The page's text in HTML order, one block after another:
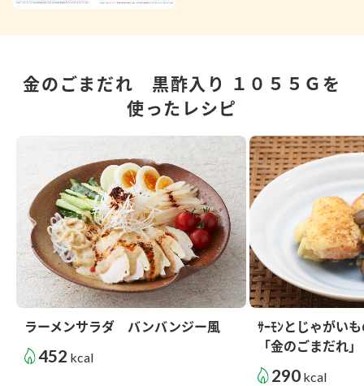
金のごまだれ 黒酢入り １０５５Ｇを
使ったレシピ
ラーメンサラダ バンバンジー風
452 kcal
ｻｰﾓﾝとじゃがい
「金のごまだれ」
290 kcal